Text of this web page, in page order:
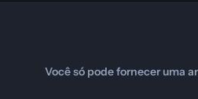
Você só pode fornecer uma